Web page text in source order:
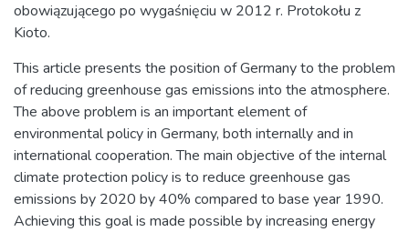
obowiązującego po wygaśnięciu w 2012 r. Protokołu z
Kioto.
This article presents the position of Germany to the problem
of reducing greenhouse gas emissions into the atmosphere.
The above problem is an important element of
environmental policy in Germany, both internally and in
international cooperation. The main objective of the internal
climate protection policy is to reduce greenhouse gas
emissions by 2020 by 40% compared to base year 1990.
Achieving this goal is made possible by increasing energy